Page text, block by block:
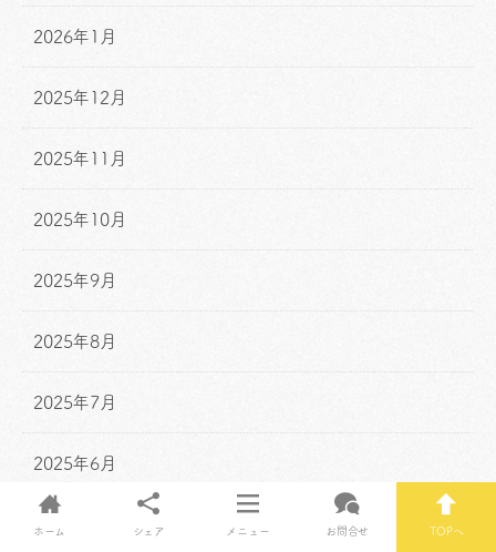
2026年1月
2025年12月
2025年11月
2025年10月
2025年9月
2025年8月
2025年7月
2025年6月
2025年5月
ホーム シェア メニュー お問合せ TOPへ